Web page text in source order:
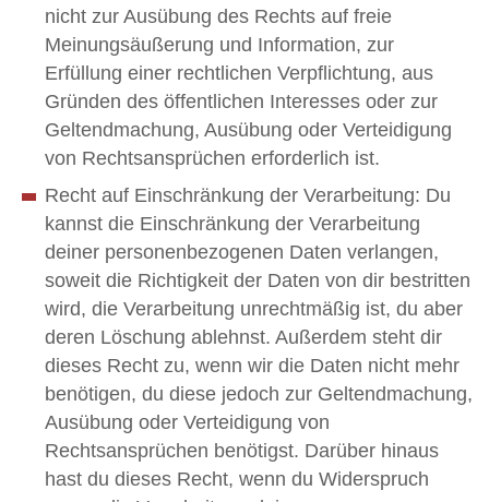
nicht zur Ausübung des Rechts auf freie
Meinungsäußerung und Information, zur
Erfüllung einer rechtlichen Verpflichtung, aus
Gründen des öffentlichen Interesses oder zur
Geltendmachung, Ausübung oder Verteidigung
von Rechtsansprüchen erforderlich ist.
Recht auf Einschränkung der Verarbeitung: Du
kannst die Einschränkung der Verarbeitung
deiner personenbezogenen Daten verlangen,
soweit die Richtigkeit der Daten von dir bestritten
wird, die Verarbeitung unrechtmäßig ist, du aber
deren Löschung ablehnst. Außerdem steht dir
dieses Recht zu, wenn wir die Daten nicht mehr
benötigen, du diese jedoch zur Geltendmachung,
Ausübung oder Verteidigung von
Rechtsansprüchen benötigst. Darüber hinaus
hast du dieses Recht, wenn du Widerspruch